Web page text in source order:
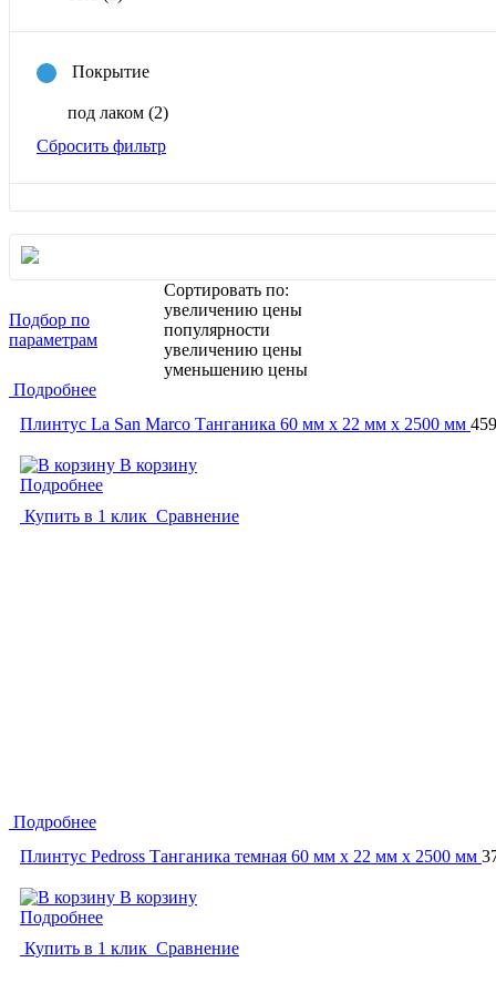
Покрытие
под лаком (2)
Сбросить фильтр
Подбор по
параметрам
Сортировать по:
увеличению цены
популярности
увеличению цены
уменьшению цены
Подробнее
Плинтус La San Marco Танганика 60 мм х 22 мм х 2500 мм
В корзину
Подробнее
Купить в 1 клик Сравнение
Подробнее
Плинтус Pedross Танганика темная 60 мм х 22 мм х 2500 мм
В корзину
Подробнее
Купить в 1 клик Сравнение